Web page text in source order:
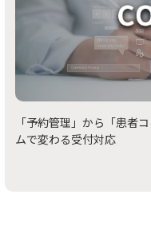
「予約管理」から「患者
ムで変わる受付対応